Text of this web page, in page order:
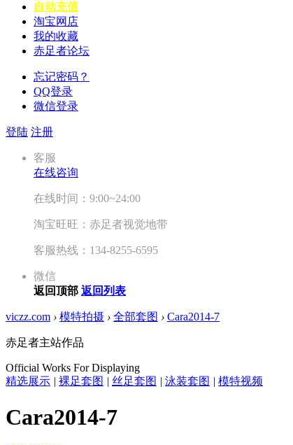
自动充值
淘宝网店
我的收藏
赤足者论坛
忘记密码？
QQ登录
微信登录
登陆 注册
客服
在线咨询
在线时间：9:00~24:00
淘宝旺旺：赤足者视觉地带
客服热线：134-8255-6595
微信
返回顶部 返回列表
viczz.com › 模特拍摄 › 全部套图 › Cara2014-7
赤足者主站作品
Official Works For Displaying
精选展示 | 裸足套图 | 丝足套图 | 泳装套图 | 模特视频
Cara2014-7